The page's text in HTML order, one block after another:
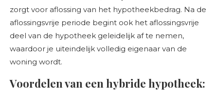
zorgt voor aflossing van het hypotheekbedrag. Na de
aflossingsvrije periode begint ook het aflossingsvrije
deel van de hypotheek geleidelijk af te nemen,
waardoor je uiteindelijk volledig eigenaar van de
woning wordt.
Voordelen van een hybride hypotheek: